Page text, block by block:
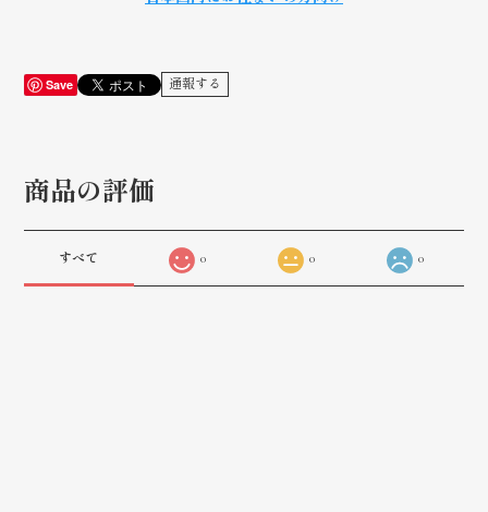
Save 通報する
商品の評価
すべて 0 0 0